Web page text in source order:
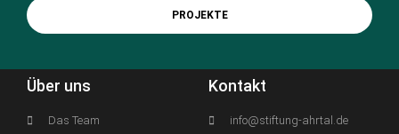
PROJEKTE
Über uns
Das Team
Kontakt
info@stiftung-ahrtal.de